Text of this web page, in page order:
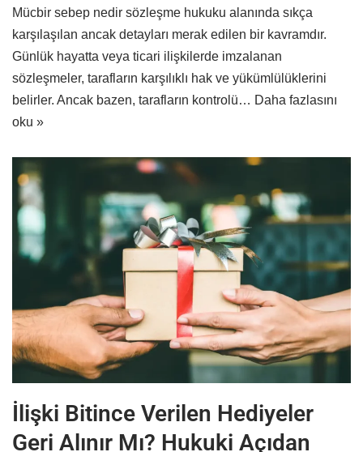
Mücbir sebep nedir sözleşme hukuku alanında sıkça
karşılaşılan ancak detayları merak edilen bir kavramdır.
Günlük hayatta veya ticari ilişkilerde imzalanan
sözleşmeler, tarafların karşılıklı hak ve yükümlülüklerini
belirler. Ancak bazen, tarafların kontrolü… Daha fazlasını
oku »
İlişki Bitince Verilen Hediyeler
Geri Alınır Mı? Hukuki Açıdan